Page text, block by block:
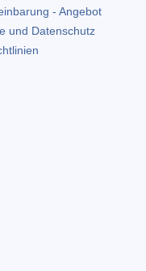
- Angebot
und Datenschutz